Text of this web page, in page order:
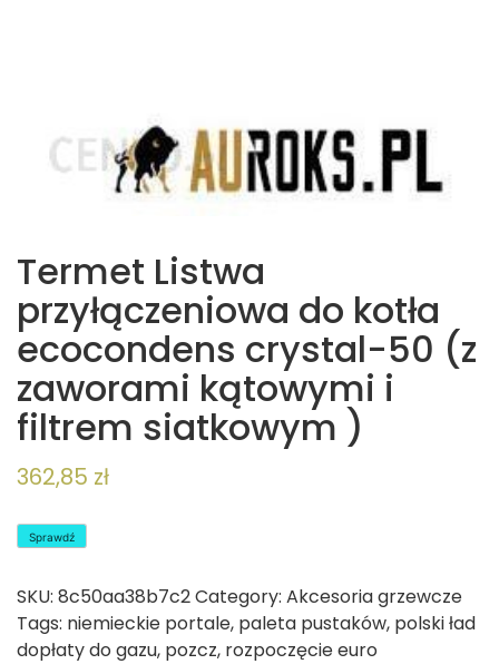
Termet Listwa
przyłączeniowa do kotła
ecocondens crystal-50 (z
zaworami kątowymi i
filtrem siatkowym )
362,85 zł
Sprawdź
SKU: 8c50aa38b7c2Category: Akcesoria grzewcze
Tags: niemieckie portale, paleta pustaków, polski ład
dopłaty do gazu, pozcz, rozpoczęcie euro